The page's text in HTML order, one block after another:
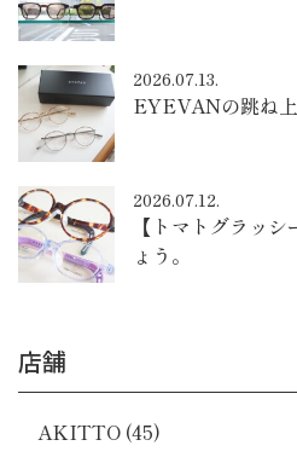
2026.07.13.
EYEVANの跳ね
2026.07.12.
【トマトグラッ
ょう。
店舗
AKITTO (45)